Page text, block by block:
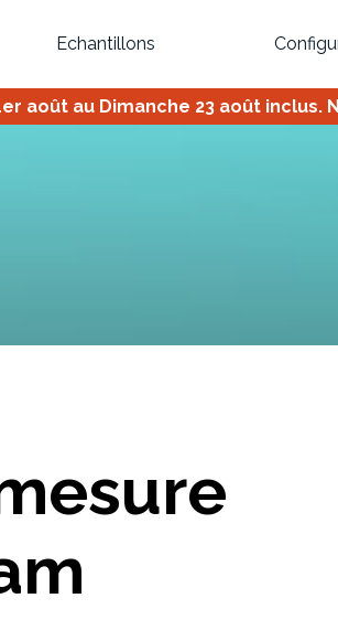
Echantillons
catalogue
Retrouvez vos projets
août au Dimanche 23 août